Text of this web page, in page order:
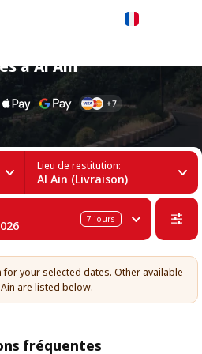
à Al Ain
Lieu de restitution:
Al Ain (Livraison)
7 jours
for your selected dates. Other available
are listed below.
fréquentes